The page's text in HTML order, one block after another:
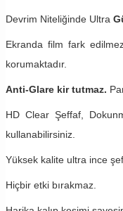
Devrim Niteliğinde Ultra
Ekranda film fark
korumaktadır.
Anti-Glare kir tutmaz.
HD Clear Şeffaf,
kullanabilirsiniz.
Yüksek kalite ultra ince
Hiçbir etki bırakmaz.